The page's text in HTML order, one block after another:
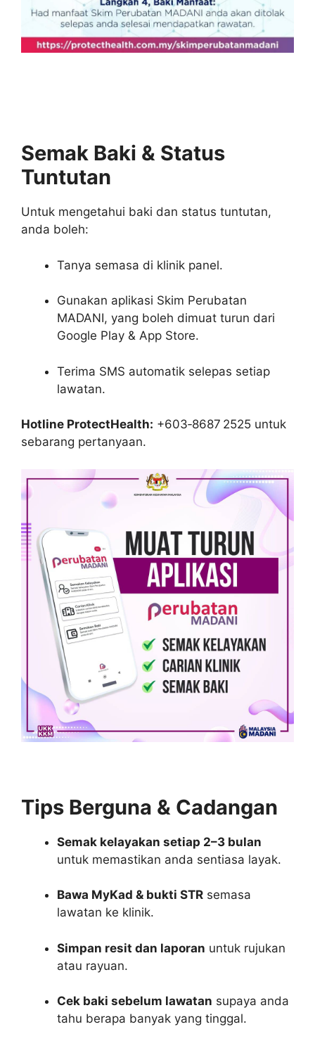
Semak Baki & Status
Tuntutan
Untuk mengetahui baki dan status tuntutan,
anda boleh:
Tanya semasa di klinik panel.
Gunakan aplikasi Skim Perubatan
MADANI, yang boleh dimuat turun dari
Google Play & App Store.
Terima SMS automatik selepas setiap
lawatan.
Hotline ProtectHealth: +603‑8687 2525 untuk
sebarang pertanyaan.
Tips Berguna & Cadangan
Semak kelayakan setiap 2–3 bulan
untuk memastikan anda sentiasa layak.
Bawa MyKad & bukti STR semasa
lawatan ke klinik.
Simpan resit dan laporan untuk rujukan
atau rayuan.
Cek baki sebelum lawatan supaya anda
tahu berapa banyak yang tinggal.